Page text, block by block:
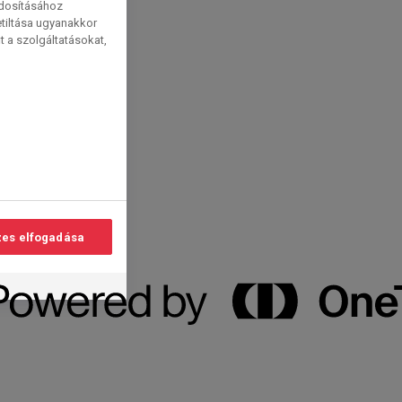
ugyanakkor
a szolgáltatásokat,
elfogadása